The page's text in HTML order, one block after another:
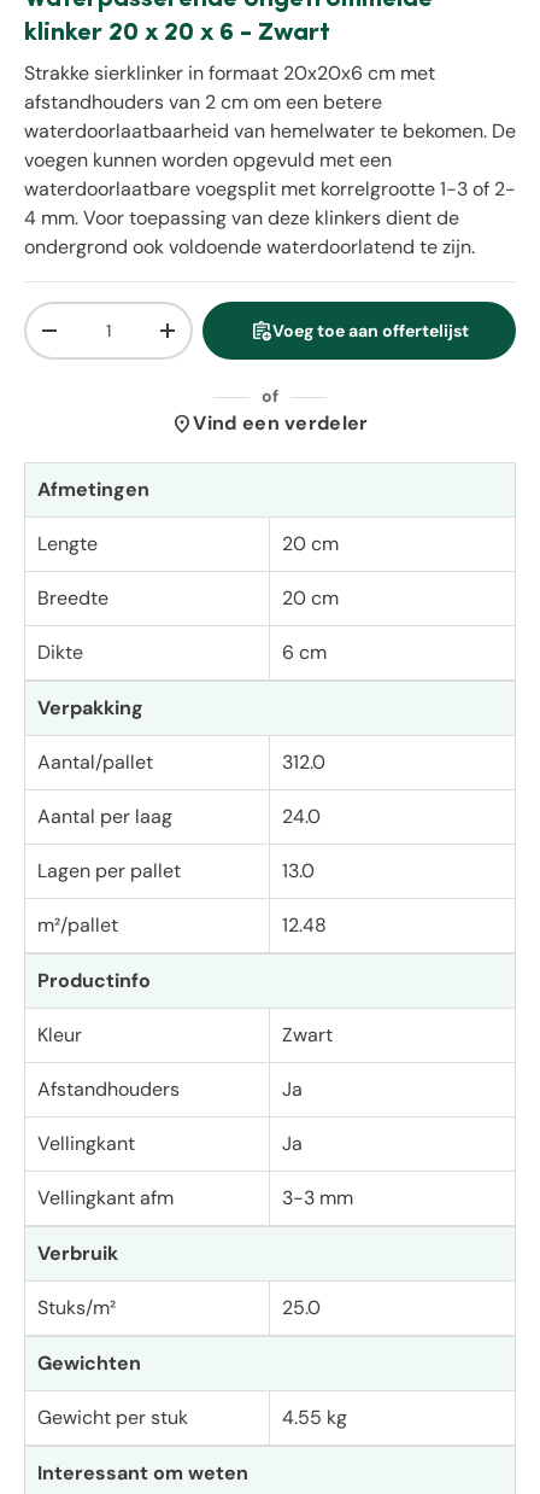
klinker 20 x 20 x 6 - Zwart
Strakke sierklinker in formaat 20x20x6 cm met
afstandhouders van 2 cm om een betere
waterdoorlaatbaarheid van hemelwater te bekomen. De
voegen kunnen worden opgevuld met een
waterdoorlaatbare voegsplit met korrelgrootte 1-3 of 2-
4 mm. Voor toepassing van deze klinkers dient de
ondergrond ook voldoende waterdoorlatend te zijn.
Aantal
Verlaag de hoeveelheidVerhoog de hoeveelheid
assignment_add Voeg toe aan offertelijst
of
location_onVind een verdeler
Afmetingen
Lengte 20 cm
Breedte 20 cm
Dikte 6 cm
Verpakking
Aantal/pallet 312.0
Aantal per laag 24.0
Lagen per pallet 13.0
m²/pallet 12.48
Productinfo
Kleur Zwart
Afstandhouders Ja
Vellingkant Ja
Vellingkant afm 3-3 mm
Verbruik
Stuks/m² 25.0
Gewichten
Gewicht per stuk 4.55 kg
Interessant om weten